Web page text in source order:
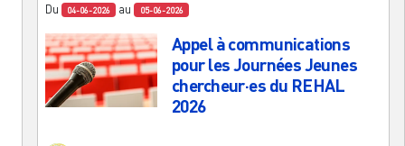
Du 04-06-2026 au 05-06-2026
Appel à communications
pour les Journées Jeunes
chercheur·es du REHAL
2026